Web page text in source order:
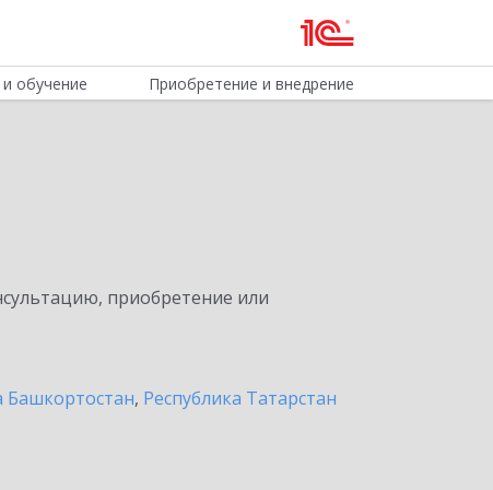
обучение Приобретение и внедрение
приобретение или
Башкортостан, Республика Татарстан